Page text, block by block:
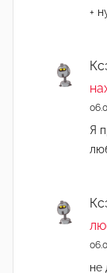
+
Я
не